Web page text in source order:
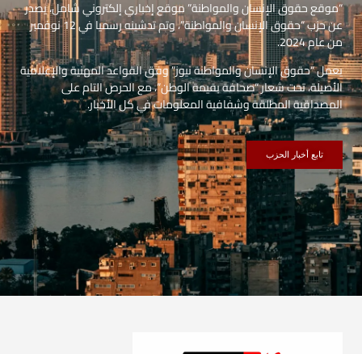
“موقع حقوق الإنسان والمواطنة” موقع إخباري إلكتروني شامل، يصدر
عن حزب “حقوق الإنسان والمواطنة”، وتم تدشينه رسميا في 12 نوفمبر
من عام 2024.
يعمل “حقوق الإنسان والمواطنة نيوز” وفق القواعد المهنية والإعلامية
الأصيلة، تحت شعار “صحافة بقيمة الوطن”، مع الحرص التام على
المصداقية المطلقة وشفافية المعلومات في كل الأخبار.
تابع أخبار الحزب